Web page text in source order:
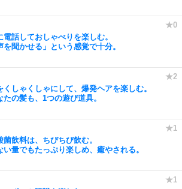
電話しておしゃべりを楽しむ。
を聞かせる」という感覚で十分。
くしゃくしゃにして、爆発ヘアを楽しむ。
たの髪も、1つの遊び道具。
菌飲料は、ちびちび飲む。
い量でもたっぷり楽しめ、癒やされる。